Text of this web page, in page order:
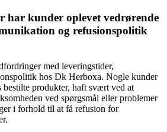
har kunder oplevet vedrørende
og refusionspolitik
med leveringstider,
hos Dk Herboxa. Nogle kunder
bestilte produkter, haft svært ved at
ved spørgsmål eller problemer
i forhold til at få refusion for